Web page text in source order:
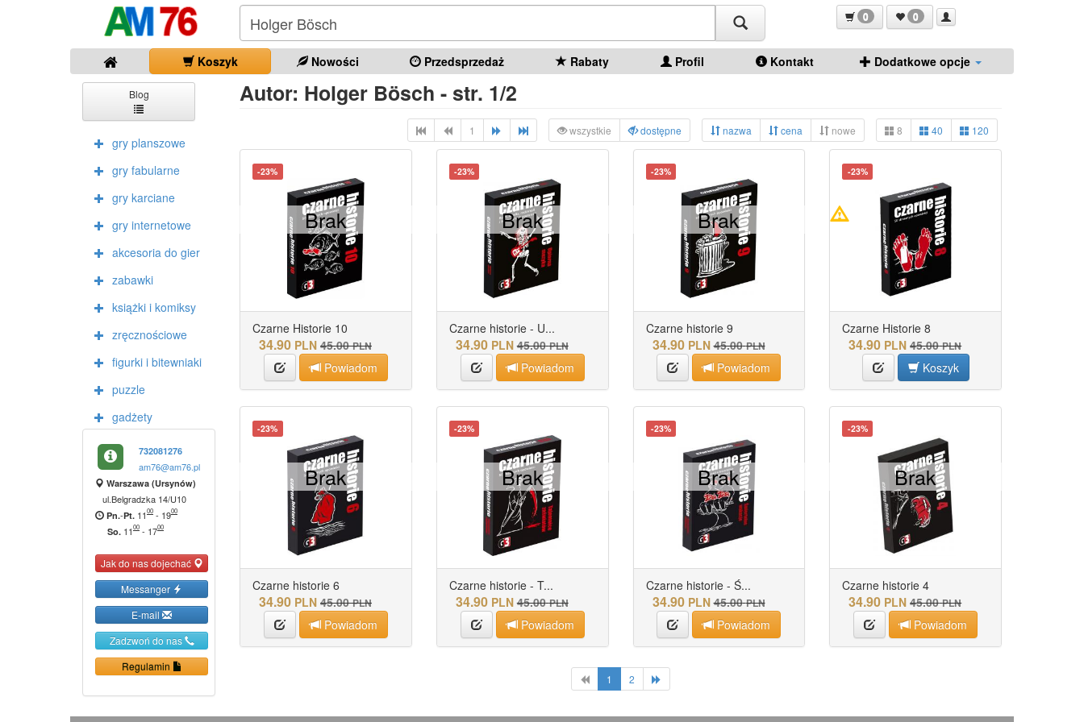
0 0
Koszyk Nowości Przedsprzedaż Rabaty Profil Kontakt Dodatkowe opcje
Blog
gry planszowe
gry fabularne
gry karciane
gry internetowe
akcesoria do gier
zabawki
książki i komiksy
zręcznościowe
figurki i bitewniaki
puzzle
gadżety
732081276
am76@am76.pl
Warszawa (Ursynów)
ul.Belgradzka 14/U10
Pn.-Pt. 1100 - 1900
So. 1100 - 1700
Jak do nas dojechać
Messanger
E-mail
Zadzwoń do nas
Regulamin
Autor: Holger Bösch - str. 1/2
1 wszystkie dostępne nazwa cena nowe 8 40 120
-23%
Czarne Historie 10
34.90 PLN 45.00 PLN
Powiadom
Brak
-23%
Czarne historie - U...
34.90 PLN 45.00 PLN
Powiadom
Brak
-23%
Czarne historie 9
34.90 PLN 45.00 PLN
Powiadom
Brak
-23%
Czarne Historie 8
34.90 PLN 45.00 PLN
Koszyk
-23%
Czarne historie 6
34.90 PLN 45.00 PLN
Powiadom
Brak
-23%
Czarne historie - T...
34.90 PLN 45.00 PLN
Powiadom
Brak
-23%
Czarne historie - Ś...
34.90 PLN 45.00 PLN
Powiadom
Brak
-23%
Czarne historie 4
34.90 PLN 45.00 PLN
Powiadom
Brak
1 2